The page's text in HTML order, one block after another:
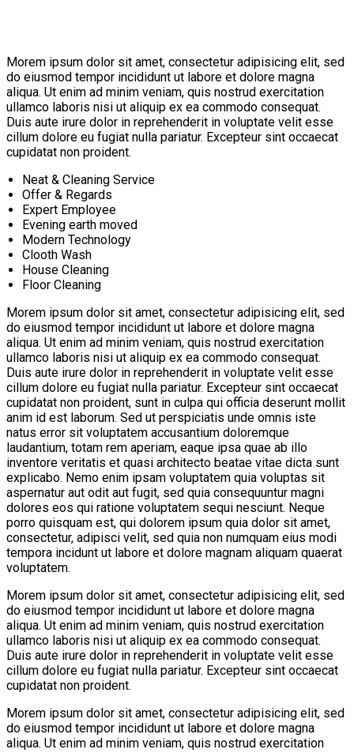
Morem ipsum dolor sit amet, consectetur adipisicing elit, sed
do eiusmod tempor incididunt ut labore et dolore magna
aliqua. Ut enim ad minim veniam, quis nostrud exercitation
ullamco laboris nisi ut aliquip ex ea commodo consequat.
Duis aute irure dolor in reprehenderit in voluptate velit esse
cillum dolore eu fugiat nulla pariatur. Excepteur sint occaecat
cupidatat non proident.
Neat & Cleaning Service
Offer & Regards
Expert Employee
Evening earth moved
Modern Technology
Clooth Wash
House Cleaning
Floor Cleaning
Morem ipsum dolor sit amet, consectetur adipisicing elit, sed
do eiusmod tempor incididunt ut labore et dolore magna
aliqua. Ut enim ad minim veniam, quis nostrud exercitation
ullamco laboris nisi ut aliquip ex ea commodo consequat.
Duis aute irure dolor in reprehenderit in voluptate velit esse
cillum dolore eu fugiat nulla pariatur. Excepteur sint occaecat
cupidatat non proident, sunt in culpa qui officia deserunt mollit
anim id est laborum. Sed ut perspiciatis unde omnis iste
natus error sit voluptatem accusantium doloremque
laudantium, totam rem aperiam, eaque ipsa quae ab illo
inventore veritatis et quasi architecto beatae vitae dicta sunt
explicabo. Nemo enim ipsam voluptatem quia voluptas sit
aspernatur aut odit aut fugit, sed quia consequuntur magni
dolores eos qui ratione voluptatem sequi nesciunt. Neque
porro quisquam est, qui dolorem ipsum quia dolor sit amet,
consectetur, adipisci velit, sed quia non numquam eius modi
tempora incidunt ut labore et dolore magnam aliquam quaerat
voluptatem.
Morem ipsum dolor sit amet, consectetur adipisicing elit, sed
do eiusmod tempor incididunt ut labore et dolore magna
aliqua. Ut enim ad minim veniam, quis nostrud exercitation
ullamco laboris nisi ut aliquip ex ea commodo consequat.
Duis aute irure dolor in reprehenderit in voluptate velit esse
cillum dolore eu fugiat nulla pariatur. Excepteur sint occaecat
cupidatat non proident.
Morem ipsum dolor sit amet, consectetur adipisicing elit, sed
do eiusmod tempor incididunt ut labore et dolore magna
aliqua. Ut enim ad minim veniam, quis nostrud exercitation